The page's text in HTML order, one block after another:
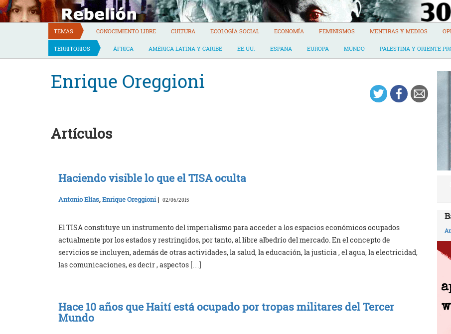
Skip
to
content
TEMAS CONOCIMIENTO LIBRE CULTURA ECOLOGÍA SOCIAL ECONOMÍA FEMINISMOS MENTIRAS Y MEDIOS
TERRITORIOS ÁFRICA AMÉRICA LATINA Y CARIBE EE.UU. ESPAÑA EUROPA MUNDO PALESTINA Y ORIENTE
Enrique Oreggioni
Artículos
Haciendo visible lo que el TISA oculta
Antonio Elías,Enrique Oreggioni| 02/06/2015
El TISA constituye un instrumento del imperialismo para acceder a los espacios económicos ocupados
actualmente por los estados y restringidos, por tanto, al libre albedrío del mercado. En el concepto de
servicios se incluyen, además de otras actividades, la salud, la educación, la justicia , el agua, la electricidad,
las comunicaciones, es decir , aspectos […]
Hace 10 años que Haití está ocupado por tropas militares del Tercer
Mundo